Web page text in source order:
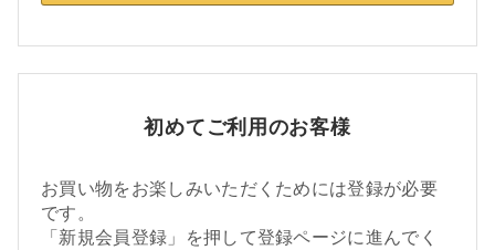
初めてご利用のお客様
お買い物をお楽しみいただくためには登録が必要
です。
「新規会員登録」を押して登録ページに進んでく